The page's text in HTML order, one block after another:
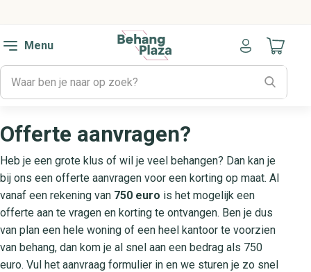
Menu
Naar
Offerte aanvragen?
Heb je een grote klus of wil je veel behangen? Dan kan je
bij ons een offerte aanvragen voor een korting op maat. Al
vanaf een rekening van 750 euro is het mogelijk een
offerte aan te vragen en korting te ontvangen. Ben je dus
van plan een hele woning of een heel kantoor te voorzien
van behang, dan kom je al snel aan een bedrag als 750
euro. Vul het aanvraag formulier in en we sturen je zo snel